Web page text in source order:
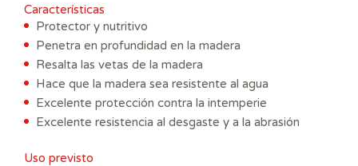
Características
Protector y nutritivo
Penetra en profundidad en la madera
Resalta las vetas de la madera
Hace que la madera sea resistente al agua
Excelente protección contra la intemperie
Excelente resistencia al desgaste y a la abrasión
Uso previsto